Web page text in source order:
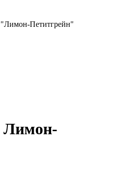
Петитгрейн"
Лимон-